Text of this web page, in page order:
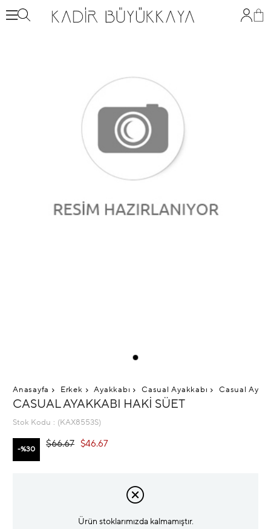
Anasayfa Erkek Ayakkabı Casual Ayakkabı Casual
CASUAL AYAKKABI HAKI SÜET
Stok Kodu (KAX8553S)
30
$66.67 $46.67
Ürün stoklarımızda kalmamıştır.